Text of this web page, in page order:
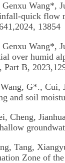
Genxu Wang*,
quick flow
13854
Genxu Wang*,
over humid
Part B,
G*., Cui,
and soil
Cheng,
Tang,
Zone of